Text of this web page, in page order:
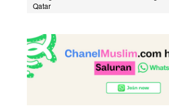
Qatar